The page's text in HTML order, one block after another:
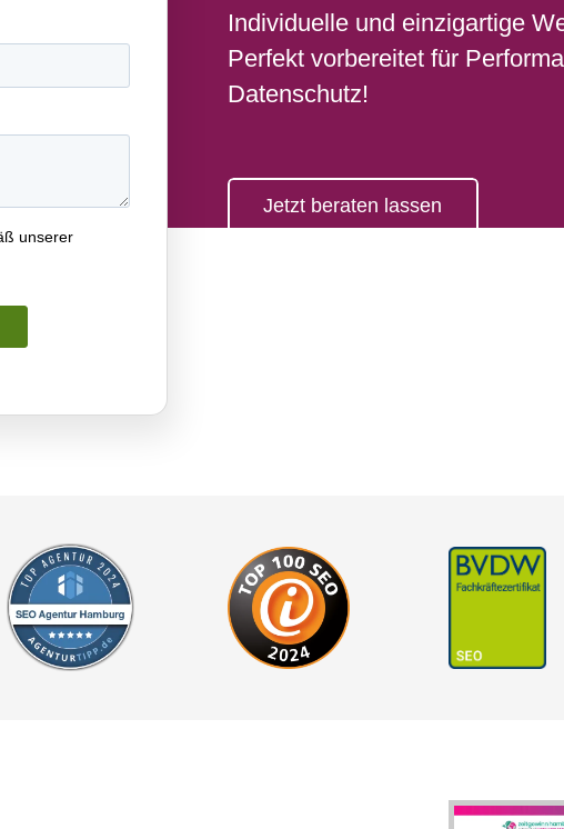
Individuelle und einzigartige
Perfekt vorbereitet für
Datenschutz!
Jetzt beraten lassen